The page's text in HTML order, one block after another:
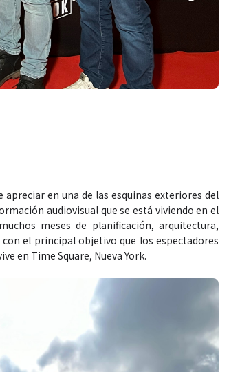
en una de las esquinas exteriores del
audiovisual que se está viviendo en el
meses de planificación, arquitectura,
el principal objetivo que los espectadores
en Time Square, Nueva York.
Espectáculos
La marimba une generaciones: el
transforma la tradición en un
espectáculo para todos
el